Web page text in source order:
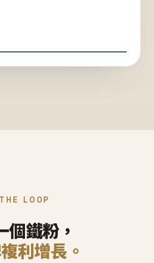
THE LOOP
個鐵粉，
利增長。